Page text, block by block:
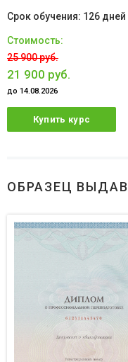
126 дней
25 900 руб.
21 900 руб.
до 14.08.2026
Купить курс
ОБРАЗЕЦ